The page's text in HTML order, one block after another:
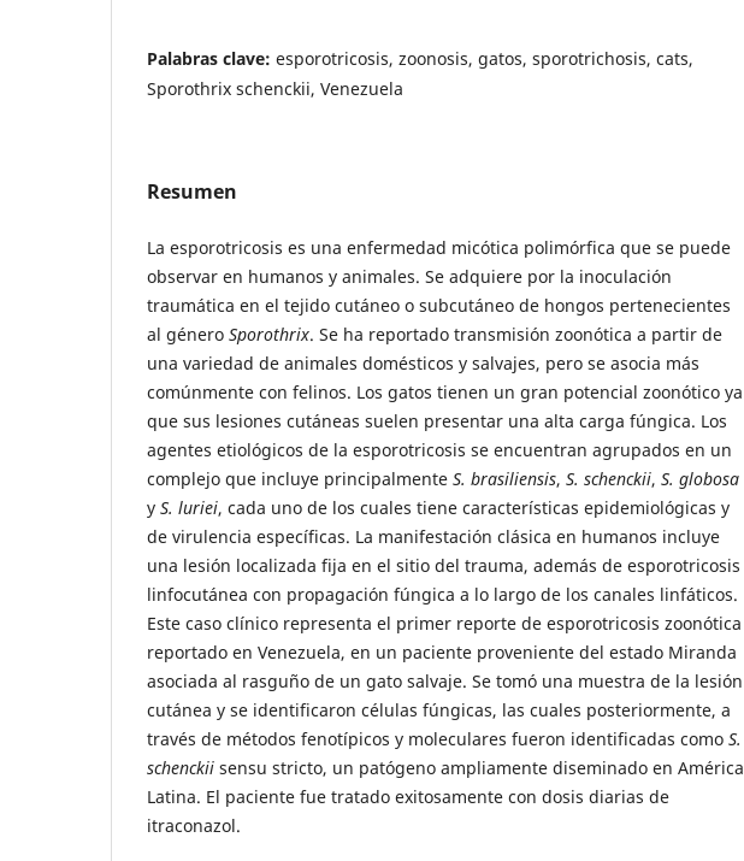
Palabras clave: esporotricosis, zoonosis, gatos, sporotrichosis, cats,
Sporothrix schenckii, Venezuela
Resumen
La esporotricosis es una enfermedad micótica polimórfica que se puede
observar en humanos y animales. Se adquiere por la inoculación
traumática en el tejido cutáneo o subcutáneo de hongos pertenecientes
al género Sporothrix. Se ha reportado transmisión zoonótica a partir de
una variedad de animales domésticos y salvajes, pero se asocia más
comúnmente con felinos. Los gatos tienen un gran potencial zoonótico ya
que sus lesiones cutáneas suelen presentar una alta carga fúngica. Los
agentes etiológicos de la esporotricosis se encuentran agrupados en un
complejo que incluye principalmente S. brasiliensis, S. schenckii, S. globosa
y S. luriei, cada uno de los cuales tiene características epidemiológicas y
de virulencia específicas. La manifestación clásica en humanos incluye
una lesión localizada fija en el sitio del trauma, además de esporotricosis
linfocutánea con propagación fúngica a lo largo de los canales linfáticos.
Este caso clínico representa el primer reporte de esporotricosis zoonótica
reportado en Venezuela, en un paciente proveniente del estado Miranda
asociada al rasguño de un gato salvaje. Se tomó una muestra de la lesión
cutánea y se identificaron células fúngicas, las cuales posteriormente, a
través de métodos fenotípicos y moleculares fueron identificadas como S.
schenckii sensu stricto, un patógeno ampliamente diseminado en América
Latina. El paciente fue tratado exitosamente con dosis diarias de
itraconazol.